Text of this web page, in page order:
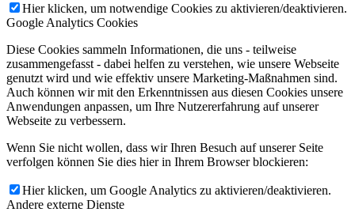
Hier klicken, um notwendige Cookies zu aktivieren/deaktivieren.
Google Analytics Cookies
Diese Cookies sammeln Informationen, die uns - teilweise
zusammengefasst - dabei helfen zu verstehen, wie unsere Webseite
genutzt wird und wie effektiv unsere Marketing-Maßnahmen sind.
Auch können wir mit den Erkenntnissen aus diesen Cookies unsere
Anwendungen anpassen, um Ihre Nutzererfahrung auf unserer
Webseite zu verbessern.
Wenn Sie nicht wollen, dass wir Ihren Besuch auf unserer Seite
verfolgen können Sie dies hier in Ihrem Browser blockieren:
Hier klicken, um Google Analytics zu aktivieren/deaktivieren.
Andere externe Dienste